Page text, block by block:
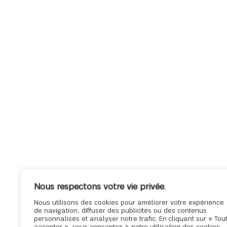
Nous respectons votre vie privée.
Nous utilisons des cookies pour améliorer votre expérience
de navigation, diffuser des publicités ou des contenus
personnalisés et analyser notre trafic. En cliquant sur « Tout